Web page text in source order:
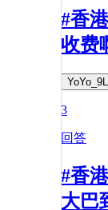
#香
收费
3
回答
#香
大巴